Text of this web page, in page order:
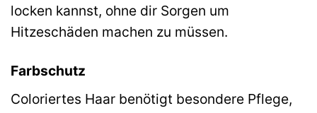
locken kannst, ohne dir Sorgen um
Hitzeschäden machen zu müssen.
Farbschutz
Coloriertes Haar benötigt besondere Pflege,